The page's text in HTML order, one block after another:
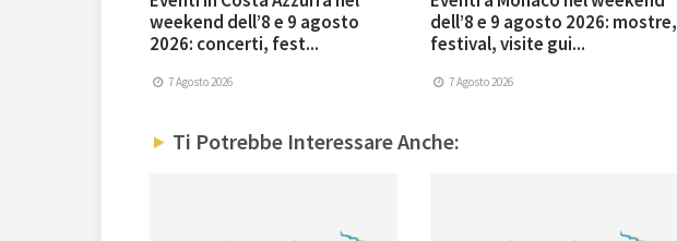
weekend dell’8 e 9 agosto
2026: concerti, fest...
7 Agosto 2026
dell’8 e 9 agosto 2026: mostre,
festival, visite gui...
7 Agosto 2026
Ti Potrebbe Interessare Anche: